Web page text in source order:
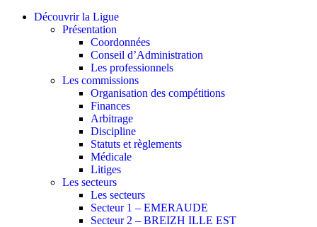
Découvrir la Ligue
Présentation
Coordonnées
Conseil d’Administration
Les professionnels
Les commissions
Organisation des compétitions
Finances
Arbitrage
Discipline
Statuts et règlements
Médicale
Litiges
Les secteurs
Les secteurs
Secteur 1 – EMERAUDE
Secteur 2 – BREIZH ILLE EST